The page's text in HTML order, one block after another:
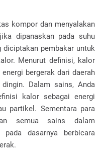
kompor dan menyalakan
dipanaskan pada suhu
diciptakan pembakar untuk
Menurut definisi, kalor
bergerak dari daerah
Dalam sains, Anda
kalor sebagai energi
partikel. Sementara para
semua sains dalam
pada dasarnya berbicara